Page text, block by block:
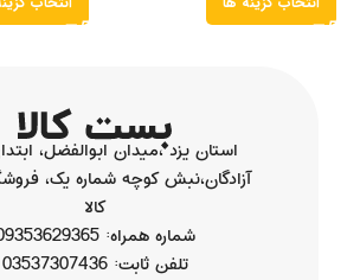
استان یزد ،میدان ابوالفضل،
آزادگان،نبش کوچه شماره یک،
کالا
شماره همراه: 09353629365
تلفن ثابت: 03537307436